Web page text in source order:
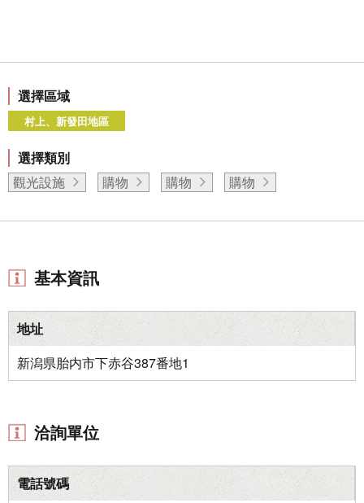
選擇區域
村上、新發田地區
選擇類別
觀光設施
購物 購物 購物
基本資訊
地址
新潟県胎内市下赤谷387番地1
洽詢單位
電話號碼